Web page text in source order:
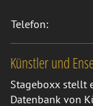
Telefon:
Künstler und
Stageboxx stellt
Datenbank von